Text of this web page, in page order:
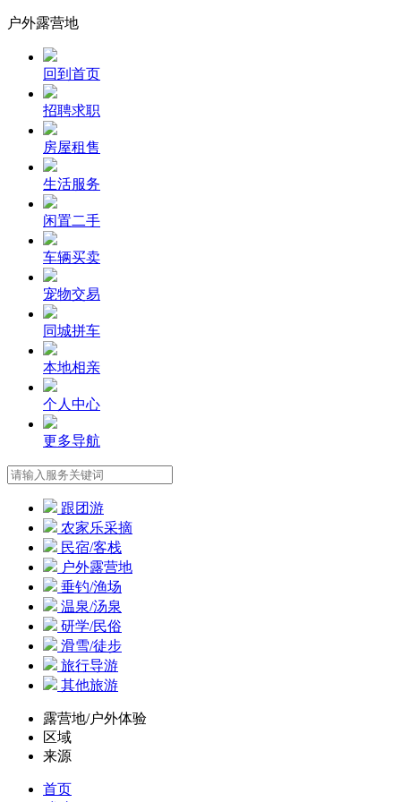
户外露营地
回到首页
招聘求职
房屋租售
生活服务
闲置二手
车辆买卖
宠物交易
同城拼车
本地相亲
个人中心
更多导航
跟团游
农家乐采摘
民宿/客栈
户外露营地
垂钓/渔场
温泉/汤泉
研学/民俗
滑雪/徒步
旅行导游
其他旅游
露营地/户外体验
区域
来源
首页